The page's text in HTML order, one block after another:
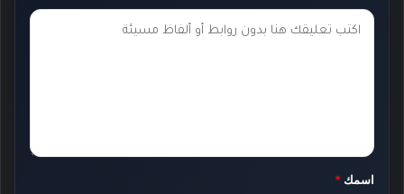
ت
ك
*
اسمك *